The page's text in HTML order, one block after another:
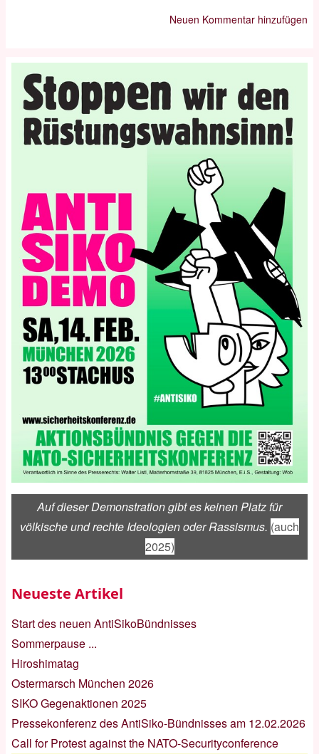
Neuen Kommentar hinzufügen
Auf dieser Demonstration gibt es keinen Platz für
völkische und rechte Ideologien oder Rassismus. (auch
2025)
Neueste Artikel
Start des neuen AntiSikoBündnisses
Sommerpause ...
Hiroshimatag
Ostermarsch München 2026
SIKO Gegenaktionen 2025
Pressekonferenz des AntiSiko-Bündnisses am 12.02.2026
Call for Protest against the NATO-Securityconference